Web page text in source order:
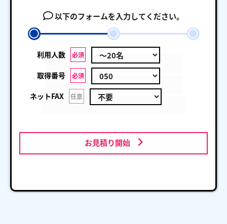
以下のフォームを入力してください。
利用人数 必須
取得番号 必須
ネットFAX 任意
お見積り開始